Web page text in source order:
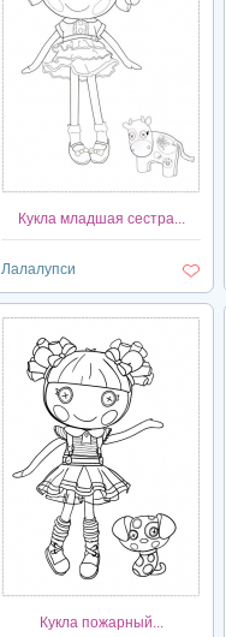
Кукла младшая сестра...
Лалалупси
Кукла пожарный...